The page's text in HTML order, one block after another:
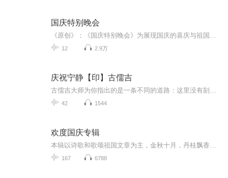
国庆特别晚会
12 2.9万
庆祝宁静【印】古儒吉
42 1544
欢度国庆专辑
167 6788